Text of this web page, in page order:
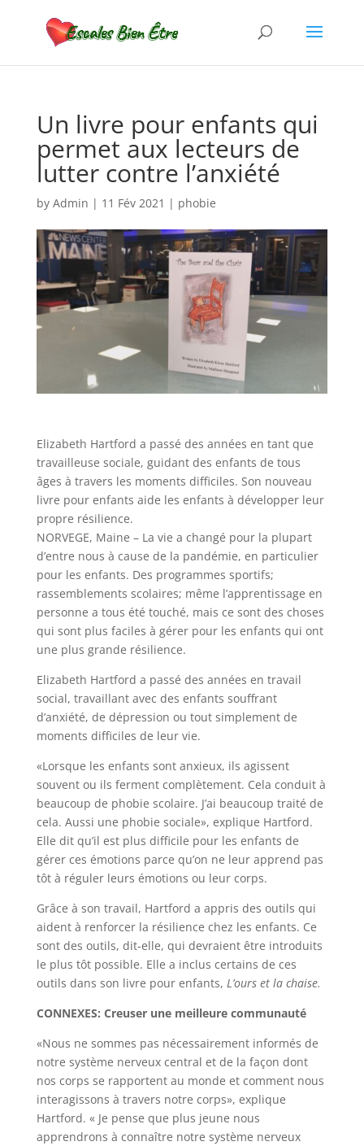
Un livre pour enfants qui
permet aux lecteurs de
lutter contre l’anxiété
by Admin | 11 Fév 2021 | phobie
Elizabeth Hartford a passé des années en tant que
travailleuse sociale, guidant des enfants de tous
âges à travers les moments difficiles. Son nouveau
livre pour enfants aide les enfants à développer leur
propre résilience.
NORVEGE, Maine – La vie a changé pour la plupart
d’entre nous à cause de la pandémie, en particulier
pour les enfants. Des programmes sportifs;
rassemblements scolaires; même l’apprentissage en
personne a tous été touché, mais ce sont des choses
qui sont plus faciles à gérer pour les enfants qui ont
une plus grande résilience.
Elizabeth Hartford a passé des années en travail
social, travaillant avec des enfants souffrant
d’anxiété, de dépression ou tout simplement de
moments difficiles de leur vie.
«Lorsque les enfants sont anxieux, ils agissent
souvent ou ils ferment complètement. Cela conduit à
beaucoup de phobie scolaire. J’ai beaucoup traité de
cela. Aussi une phobie sociale», explique Hartford.
Elle dit qu’il est plus difficile pour les enfants de
gérer ces émotions parce qu’on ne leur apprend pas
tôt à réguler leurs émotions ou leur corps.
Grâce à son travail, Hartford a appris des outils qui
aident à renforcer la résilience chez les enfants. Ce
sont des outils, dit-elle, qui devraient être introduits
le plus tôt possible. Elle a inclus certains de ces
outils dans son livre pour enfants, L’ours et la chaise.
CONNEXES: Creuser une meilleure communauté
«Nous ne sommes pas nécessairement informés de
notre système nerveux central et de la façon dont
nos corps se rapportent au monde et comment nous
interagissons à travers notre corps», explique
Hartford. « Je pense que plus jeune nous
apprendrons à connaître notre système nerveux